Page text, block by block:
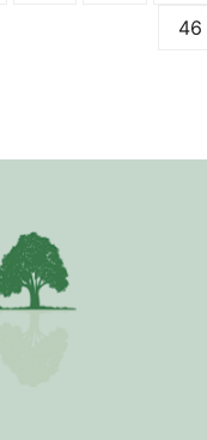
46